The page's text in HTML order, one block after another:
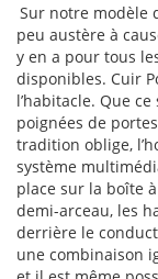
Sur notre modèle
peu austère à
y en a pour tous
disponibles. Cuir
l’habitacle. Que
poignées de
tradition oblige,
système
place sur la boîte
demi-arceau, les
derrière le
une combinaison